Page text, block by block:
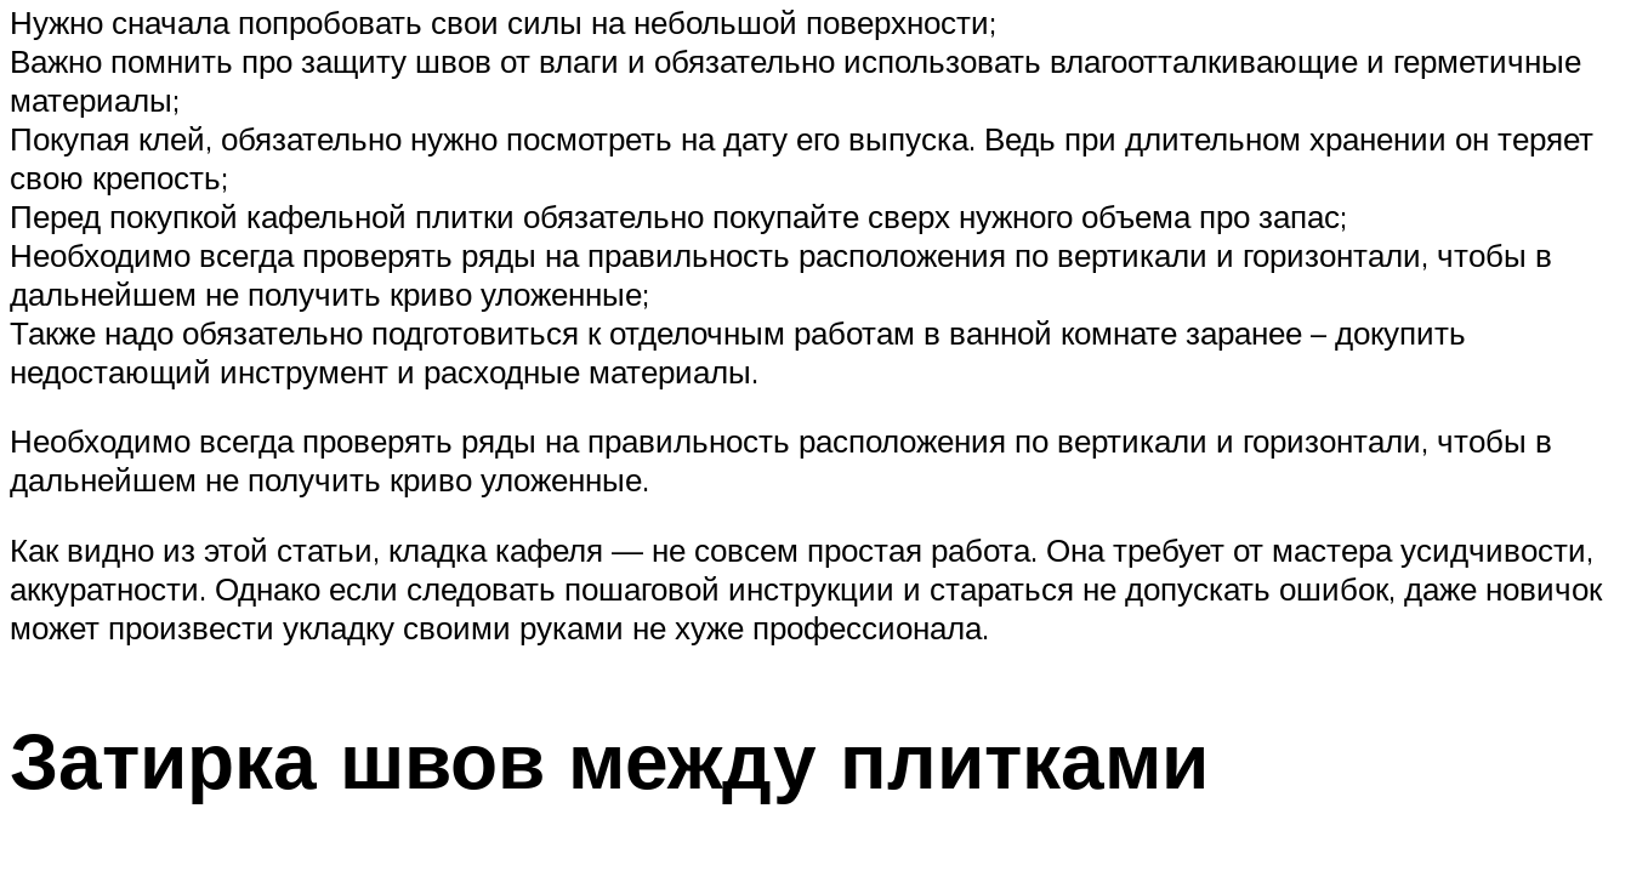
Нужно сначала попробовать свои силы на небольшой поверхности;
Важно помнить про защиту швов от влаги и обязательно использовать влагоотталкивающие и герметичные
материалы;
Покупая клей, обязательно нужно посмотреть на дату его выпуска. Ведь при длительном хранении он теряет
свою крепость;
Перед покупкой кафельной плитки обязательно покупайте сверх нужного объема про запас;
Необходимо всегда проверять ряды на правильность расположения по вертикали и горизонтали, чтобы в
дальнейшем не получить криво уложенные;
Также надо обязательно подготовиться к отделочным работам в ванной комнате заранее – докупить
недостающий инструмент и расходные материалы.
Необходимо всегда проверять ряды на правильность расположения по вертикали и горизонтали, чтобы в
дальнейшем не получить криво уложенные.
Как видно из этой статьи, кладка кафеля — не совсем простая работа. Она требует от мастера усидчивости,
аккуратности. Однако если следовать пошаговой инструкции и стараться не допускать ошибок, даже новичок
может произвести укладку своими руками не хуже профессионала.
Затирка швов между плитками